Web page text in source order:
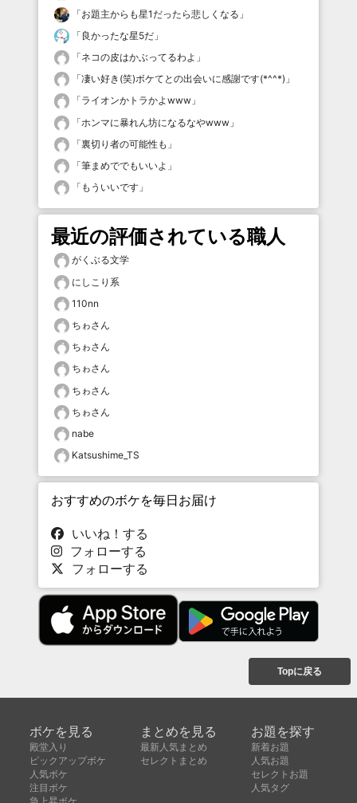
「お題主からも星1だったら悲しくなる 」
「 良かったな星5だ 」
「ネコの皮はかぶってるわよ 」
「凄い好き(笑)ボケてとの出会いに感謝です(*^^*) 」
「ライオンかトラかよwww 」
「ホンマに暴れん坊になるなやwww 」
「裏切り者の可能性も 」
「筆まめででもいいよ 」
「 もういいです 」
最近の評価されている職人
がくぶる文学
にしこり系
110nn
ちゎさん
ちゎさん
ちゎさん
ちゎさん
ちゎさん
nabe
Katsushime_TS
おすすめのボケを毎日お届け
いいね！する
フォローする
フォローする
Topに戻る
ボケを見る
殿堂入り
ピックアップボケ
人気ボケ
注目ボケ
まとめを見る
最新人気まとめ
セレクトまとめ
お題を探す
新着お題
人気お題
セレクトお題
人気タグ